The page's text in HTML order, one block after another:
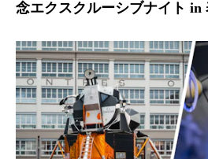
念エクスクルーシブナイト in